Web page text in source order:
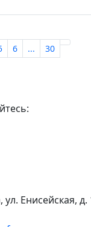
6 ... 30
ул. Енисейская,